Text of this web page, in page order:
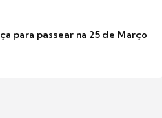
para passear na 25 de Março